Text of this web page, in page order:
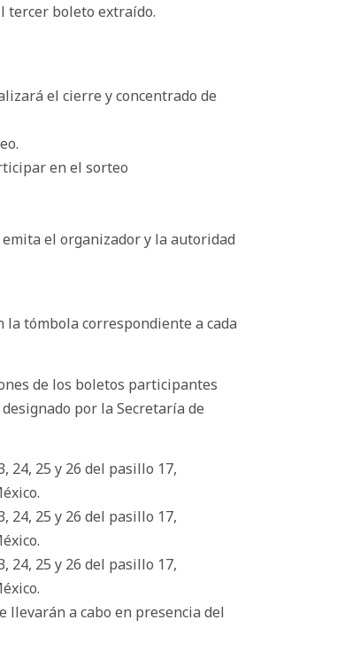
tercer boleto extraído.
el cierre y concentrado de
en el sorteo
el organizador y la autoridad
tómbola correspondiente a cada
de los boletos participantes
por la Secretaría de
24, 25 y 26 del pasillo 17,
24, 25 y 26 del pasillo 17,
24, 25 y 26 del pasillo 17,
llevarán a cabo en presencia del